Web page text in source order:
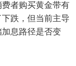
者购买黄金带有
跌，但当前主导
息路径是否变